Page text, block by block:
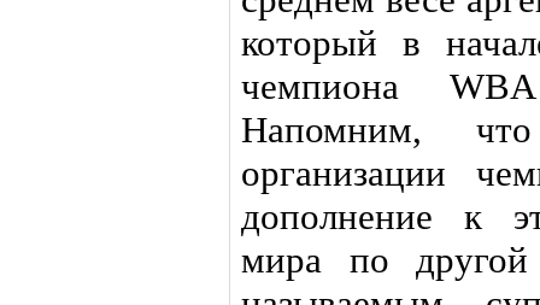
который в
чемпиона
Напомним,
организации
дополнение к
мира по другой